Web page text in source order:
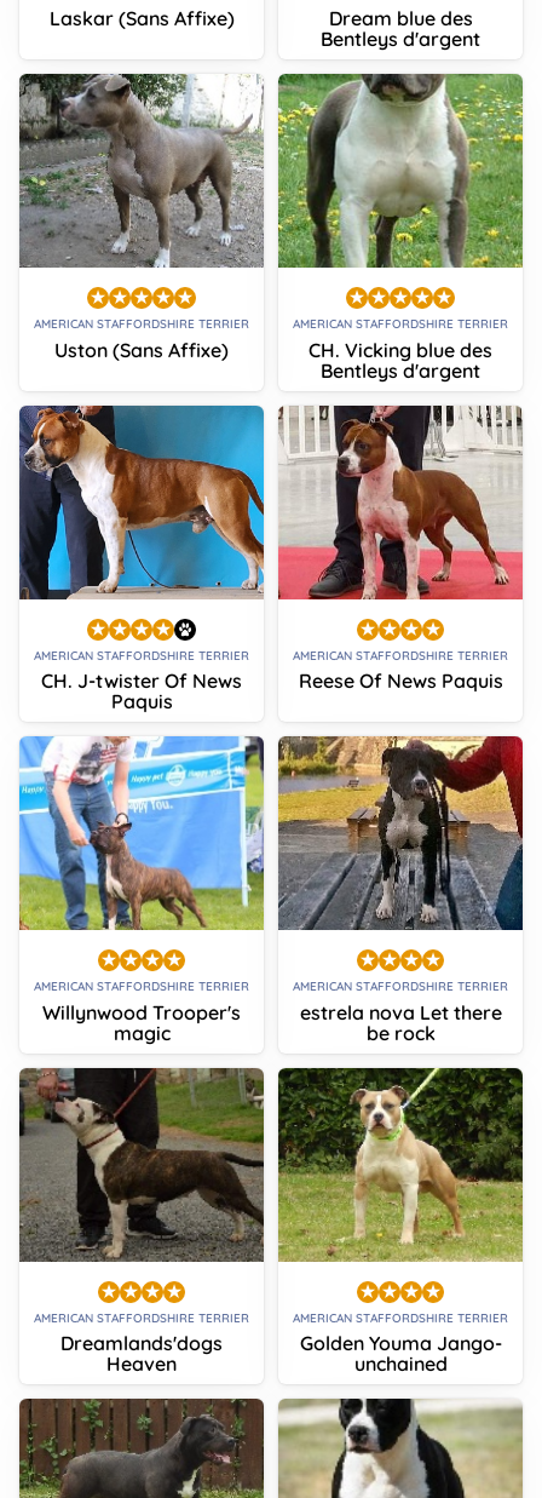
Laskar (Sans Affixe)
Dream blue des
Bentleys d'argent
AMERICAN STAFFORDSHIRE TERRIER
Uston (Sans Affixe)
AMERICAN STAFFORDSHIRE TERRIER
CH. Vicking blue des
Bentleys d'argent
AMERICAN STAFFORDSHIRE TERRIER
CH. J-twister Of News
Paquis
AMERICAN STAFFORDSHIRE TERRIER
Reese Of News Paquis
AMERICAN STAFFORDSHIRE TERRIER
Willynwood Trooper's
magic
AMERICAN STAFFORDSHIRE TERRIER
estrela nova Let there
be rock
AMERICAN STAFFORDSHIRE TERRIER
Dreamlands'dogs
Heaven
AMERICAN STAFFORDSHIRE TERRIER
Golden Youma Jango-
unchained